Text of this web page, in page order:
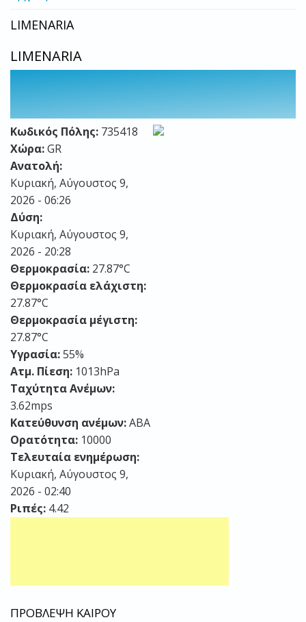
LIMENARIA
LIMENARIA
Κωδικός Πόλης: 735418
Χώρα:GR
Ανατολή:
Κυριακή, Αύγουστος 9,
2026 - 06:26
Δύση:
Κυριακή, Αύγουστος 9,
2026 - 20:28
Θερμοκρασία: 27.87°C
Θερμοκρασία ελάχιστη:
27.87°C
Θερμοκρασία μέγιστη:
27.87°C
Υγρασία:55%
Ατμ. Πίεση: 1013hPa
Ταχύτητα Ανέμων:
3.62mps
Κατεύθυνση ανέμων:ΑΒΑ
Ορατότητα: 10000
Τελευταία ενημέρωση:
Κυριακή, Αύγουστος 9,
2026 - 02:40
Ριπές: 4.42
ΠΡΟΒΛΕΨΗ ΚΑΙΡΟΥ